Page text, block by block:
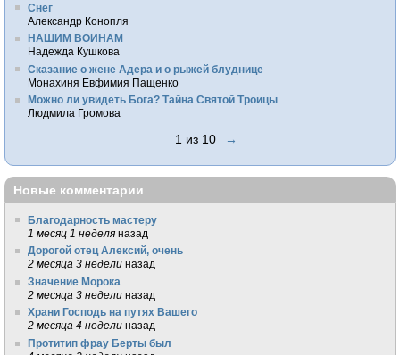
Снег
Александр Конопля
НАШИМ ВОИНАМ
Надежда Кушкова
Сказание о жене Адера и о рыжей блуднице
Монахиня Евфимия Пащенко
Можно ли увидеть Бога? Тайна Святой Троицы
Людмила Громова
1 из 10 →
Новые комментарии
Благодарность мастеру
1 месяц 1 неделя назад
Дорогой отец Алексий, очень
2 месяца 3 недели назад
Значение Морока
2 месяца 3 недели назад
Храни Господь на путях Вашего
2 месяца 4 недели назад
Протитип фрау Берты был